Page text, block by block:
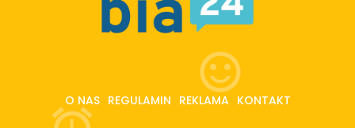
O NAS REGULAMIN REKLAMA KONTAKT